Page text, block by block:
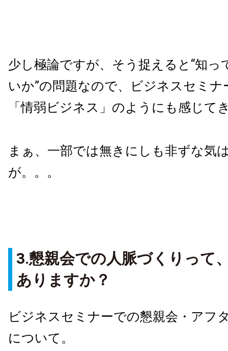
少し極論ですが、そう捉えると“知っ
いか”の問題なので、ビジネスセミ
「情弱ビジネス」のようにも感じて
まぁ、一部では無きにしも非ずな気
が。。。
3.懇親会での人脈づくりって
ありますか？
ビジネスセミナーでの懇親会・アフ
について。